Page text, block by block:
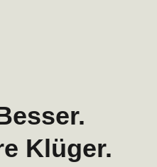
Klüger.